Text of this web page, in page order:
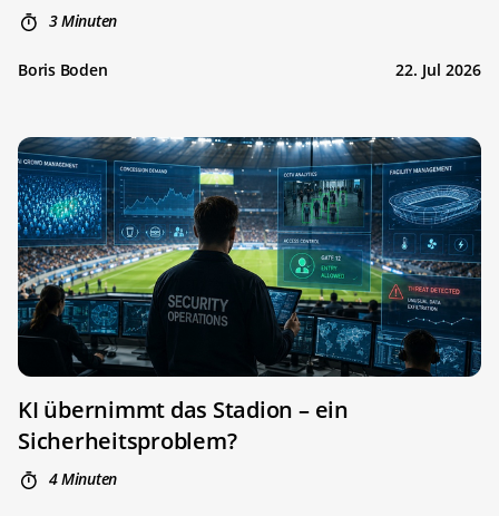
3 Minuten
Boris Boden 22. Jul 2026
KI übernimmt das Stadion – ein
Sicherheitsproblem?
4 Minuten